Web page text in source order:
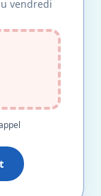
vendredi